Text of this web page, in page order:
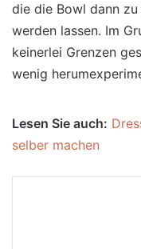
die die Bowl dann
werden lassen. Im
keinerlei Grenzen
wenig
Lesen Sie auch:
selber machen